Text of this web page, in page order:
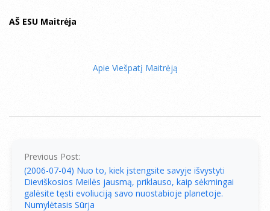
AŠ ESU Maitrėja
Apie Viešpatį Maitrėją
Previous Post:
(2006-07-04) Nuo to, kiek įstengsite savyje išvystyti
Dieviškosios Meilės jausmą, priklauso, kaip sėkmingai
galėsite tęsti evoliuciją savo nuostabioje planetoje.
Numylėtasis Sūrja